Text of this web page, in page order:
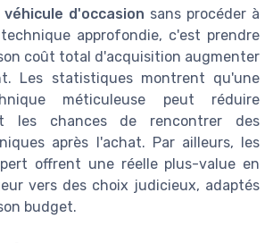
véhicule d'occasion sans procéder à
approfondie, c'est prendre
coût total d'acquisition augmenter
Les statistiques montrent qu'une
méticuleuse peut réduire
les chances de rencontrer des
après l'achat. Par ailleurs, les
offrent une réelle plus-value en
vers des choix judicieux, adaptés
budget.